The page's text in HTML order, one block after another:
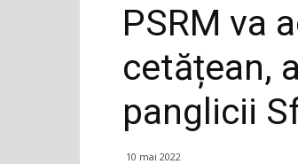
PSRM va
cetățean,
panglicii
10 mai 2022